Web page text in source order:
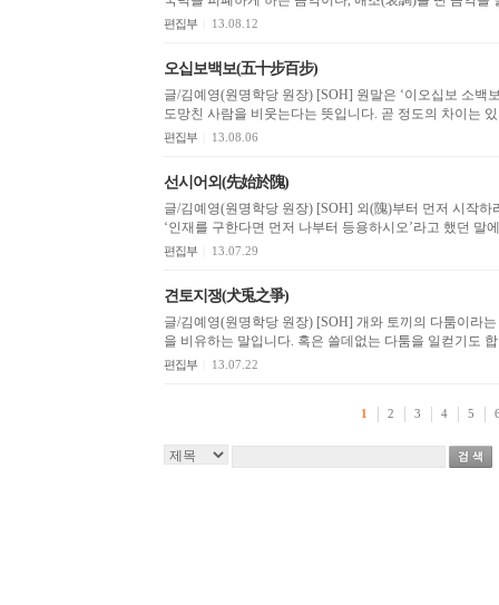
편집부 13.08.12
오십보백보(五十步百步)
글/김예영(원명학당 원장) [SOH] 원말은 ‘이오십보 소백보(以五十步 笑百步)’로서, 오십 보 도망친 사람이 백보
도망친 사람을 비웃는다는 뜻입니다. 곧 정도의 차이는
편집부 13.08.06
선시어외(先始於隗)
글/김예영(원명학당 원장) [SOH] 외(隗)부터 먼저 시작하라는 뜻으로, 전국시대 연(燕)나라의 재상 곽외(郭隗)가
‘인재를 구한다면 먼저 나부터 등용하시오’라고 했던 말
편집부 13.07.29
견토지쟁(犬兎之爭)
글/김예영(원명학당 원장) [SOH] 개와 토끼의 다툼이라는 뜻으로, 곧 둘이서 다투는 사이에 제 삼자가 이익을 봄
을 비유하는 말입니다. 혹은 쓸데없는 다툼을
편집부 13.07.22
1 2 3 4 5